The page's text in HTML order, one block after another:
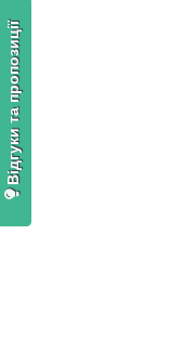
Відгуки та пропозиції